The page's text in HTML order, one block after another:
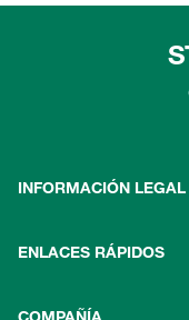
INFORMACIÓN LEGAL
ENLACES RÁPIDOS